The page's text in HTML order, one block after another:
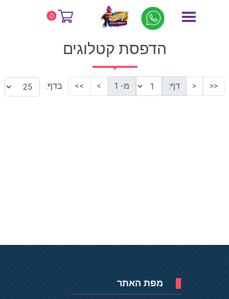
0 דף הבית הדפסת קטלוגים
הדפסת קטלוגים
<<
< דף: מ- 1 >
>> בדף:
מפת האתר